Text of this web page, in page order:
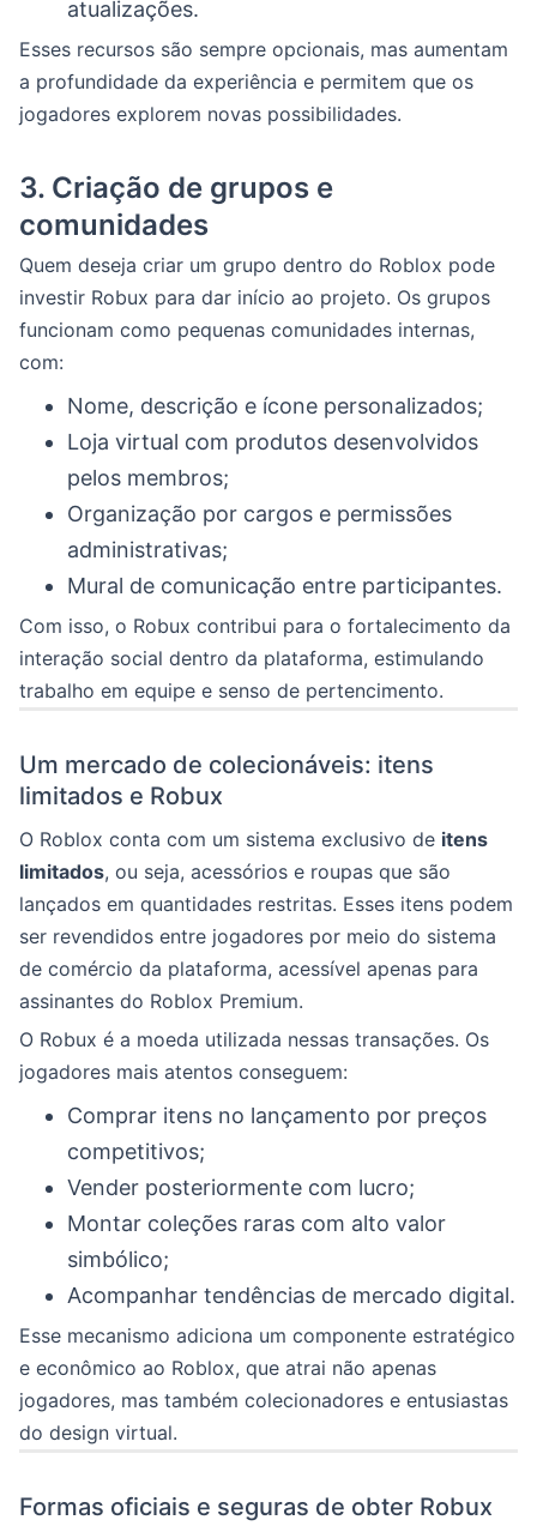
atualizações.
Esses recursos são sempre opcionais, mas aumentam
a profundidade da experiência e permitem que os
jogadores explorem novas possibilidades.
3. Criação de grupos e
comunidades
Quem deseja criar um grupo dentro do Roblox pode
investir Robux para dar início ao projeto. Os grupos
funcionam como pequenas comunidades internas,
com:
Nome, descrição e ícone personalizados;
Loja virtual com produtos desenvolvidos
pelos membros;
Organização por cargos e permissões
administrativas;
Mural de comunicação entre participantes.
Com isso, o Robux contribui para o fortalecimento da
interação social dentro da plataforma, estimulando
trabalho em equipe e senso de pertencimento.
Um mercado de colecionáveis: itens
limitados e Robux
O Roblox conta com um sistema exclusivo de itens
limitados, ou seja, acessórios e roupas que são
lançados em quantidades restritas. Esses itens podem
ser revendidos entre jogadores por meio do sistema
de comércio da plataforma, acessível apenas para
assinantes do Roblox Premium.
O Robux é a moeda utilizada nessas transações. Os
jogadores mais atentos conseguem:
Comprar itens no lançamento por preços
competitivos;
Vender posteriormente com lucro;
Montar coleções raras com alto valor
simbólico;
Acompanhar tendências de mercado digital.
Esse mecanismo adiciona um componente estratégico
e econômico ao Roblox, que atrai não apenas
jogadores, mas também colecionadores e entusiastas
do design virtual.
Formas oficiais e seguras de obter Robux